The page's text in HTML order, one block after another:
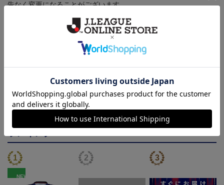
告なく変更になることがございます。
ヘルプページ
NEW